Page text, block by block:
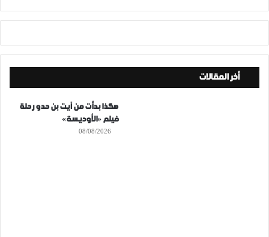
أخر المقالات
هكذا بدأت من آيت بن حدو رحلة
فيلم «الأوديسة»
08/08/2026